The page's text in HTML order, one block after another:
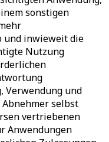
sonstigen
und inwieweit die
Nutzung
Verwendung und
selbst
vertriebenen
Anwendungen